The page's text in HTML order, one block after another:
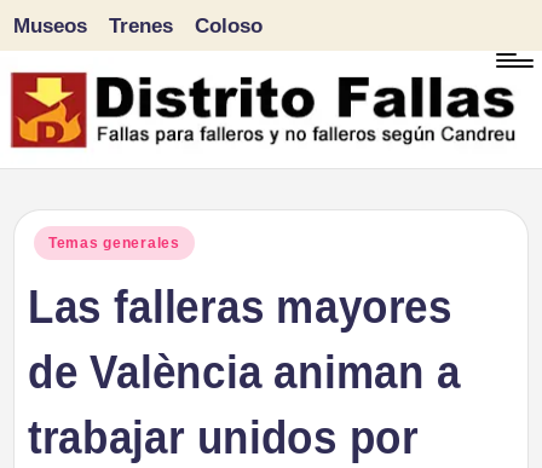
Saltar
al
Museos Trenes Coloso
Publicado
Temas generales
Las falleras mayores
de València animan a
trabajar unidos por